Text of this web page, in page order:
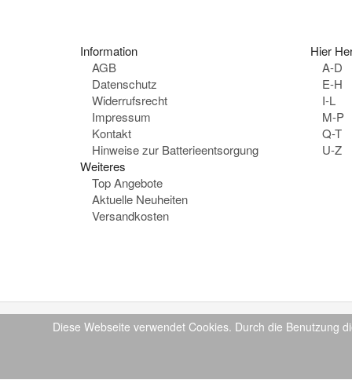
Information
AGB
Datenschutz
Widerrufsrecht
Impressum
Kontakt
Hinweise zur Batterieentsorgung
Weiteres
Top Angebote
Aktuelle Neuheiten
Versandkosten
Hier
A-D
E-H
I-L
M-P
Q-T
U-Z
Diese Webseite verwendet Cookies. Durch die Benutzung